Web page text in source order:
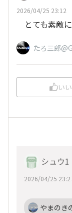
2026/04/25 23:12
とても素敵
たろ三郎
い
シュウ1
2026/04/25
やまのき